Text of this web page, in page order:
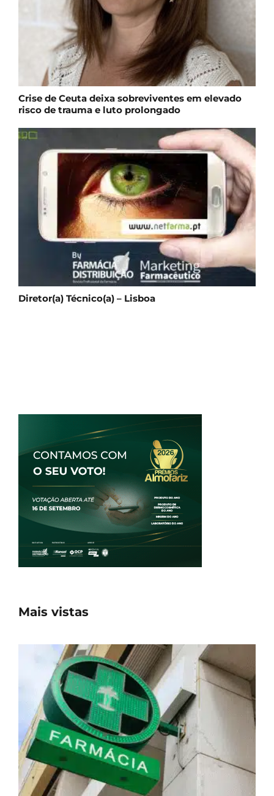
Crise de Ceuta deixa sobreviventes em elevado
risco de trauma e luto prolongado
Diretor(a) Técnico(a) – Lisboa
Mais vistas